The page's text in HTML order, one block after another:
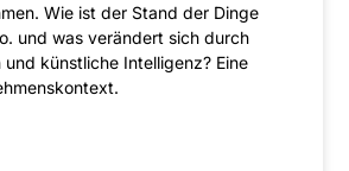
Wie ist der Stand der Dinge
und was verändert sich durch
künstliche Intelligenz? Eine